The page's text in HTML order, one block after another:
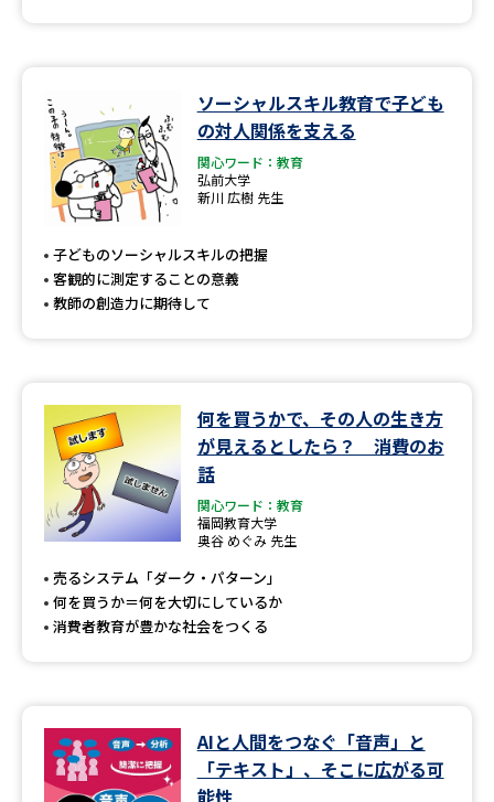
オープンキャンパス検索 実施プログラムから探す
来場型・Web型イベント特集 夢ナビライブ
受験準備
先輩が入学を決めた理由 テレメール全国一斉進学調査
新生活お役立ちガイド
学問発見
学問のミニ講義「夢ナビ講義」 学問分野解説
ソーシャルスキル教育で子ども
の対人関係を支える
関心ワード：教育
弘前大学
新川 広樹 先生
子どものソーシャルスキルの把握
客観的に測定することの意義
教師の創造力に期待して
何を買うかで、その人の生き方
が見えるとしたら？ 消費のお
話
関心ワード：教育
福岡教育大学
奥谷 めぐみ 先生
売るシステム「ダーク・パターン」
何を買うか＝何を大切にしているか
消費者教育が豊かな社会をつくる
AIと人間をつなぐ「音声」と
「テキスト」、そこに広がる可
能性